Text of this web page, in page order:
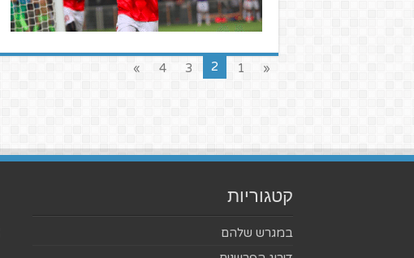
«
1
2
3
4
»
קטגוריות
במגרש שלהם